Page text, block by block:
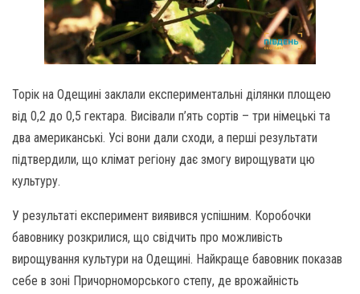
Торік на Одещині заклали експериментальні ділянки площею
від 0,2 до 0,5 гектара. Висівали п’ять сортів – три німецькі та
два американські. Усі вони дали сходи, а перші результати
підтвердили, що клімат регіону дає змогу вирощувати цю
культуру.
У результаті експеримент виявився успішним. Коробочки
бавовнику розкрилися, що свідчить про можливість
вирощування культури на Одещині. Найкраще бавовник показав
себе в зоні Причорноморського степу, де врожайність